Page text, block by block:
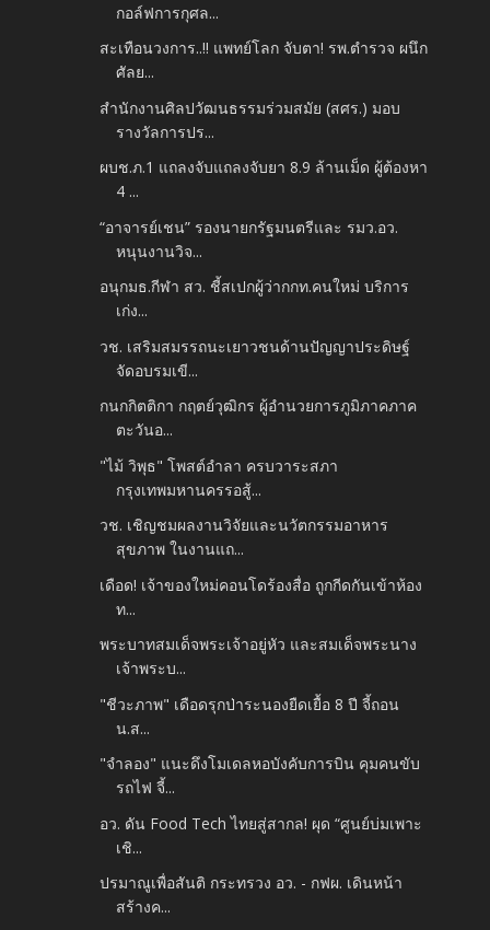
กอล์ฟการกุศล...
สะเทือนวงการ..!! แพทย์โลก จับตา! รพ.ตำรวจ ผนึก
ศัลย...
สำนักงานศิลปวัฒนธรรมร่วมสมัย (สศร.) มอบ
รางวัลการปร...
ผบช.ภ.1 แถลงจับแถลงจับยา 8.9 ล้านเม็ด ผู้ต้องหา
4 ...
“อาจารย์เชน” รองนายกรัฐมนตรีและ รมว.อว.
หนุนงานวิจ...
อนุกมธ.กีฬา สว. ชี้สเปกผู้ว่ากกท.คนใหม่ บริการ
เก่ง...
วช. เสริมสมรรถนะเยาวชนด้านปัญญาประดิษฐ์
จัดอบรมเขี...
กนกกิตติกา กฤตย์วุฒิกร ผู้อำนวยการภูมิภาคภาค
ตะวันอ...
"ไม้ วิพุธ" โพสต์อำลา ครบวาระสภา
กรุงเทพมหานครรอสู้...
วช. เชิญชมผลงานวิจัยและนวัตกรรมอาหาร
สุขภาพ ในงานแถ...
เดือด! เจ้าของใหม่คอนโดร้องสื่อ ถูกกีดกันเข้าห้อง
ท...
พระบาทสมเด็จพระเจ้าอยู่หัว และสมเด็จพระนาง
เจ้าพระบ...
"ชีวะภาพ" เดือดรุกป่าระนองยืดเยื้อ 8 ปี จี้ถอน
น.ส...
"จำลอง" แนะดึงโมเดลหอบังคับการบิน คุมคนขับ
รถไฟ จี้...
อว. ดัน Food Tech ไทยสู่สากล! ผุด “ศูนย์บ่มเพาะ
เชิ...
ปรมาณูเพื่อสันติ กระทรวง อว. - กฟผ. เดินหน้า
สร้างค...